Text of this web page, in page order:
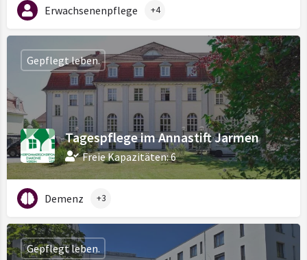
Erwachsenenpflege +4
Tagespflege im Annastift Jarmen
Freie Kapazitäten: 6
Gepflegt leben.
Demenz +3
Gepflegt leben.